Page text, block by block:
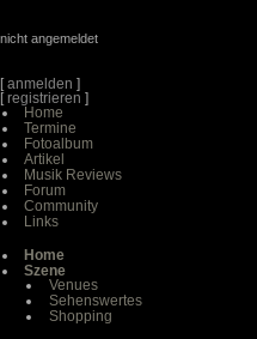
nicht angemeldet
[anmelden ]
[registrieren ]
Home
Termine
Fotoalbum
Artikel
Musik Reviews
Forum
Community
Links
Home
Szene
Venues
Sehenswertes
Shopping